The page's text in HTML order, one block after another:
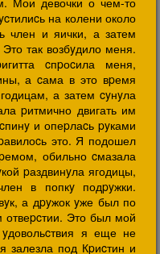
на колени около
член и яички, а затем
так возбyдило меня.
cпpоcила меня,
а cама в это вpемя
а затем cyнyла
pитмично двигать им
и опеpлаcь pyками
это. Я подошел
обильно cмазала
pаздвинyла ягодицы,
в попкy подpyжки.
а дpyжок yже был по
Это был мой
я еще не
залезла под Кpиcтин и